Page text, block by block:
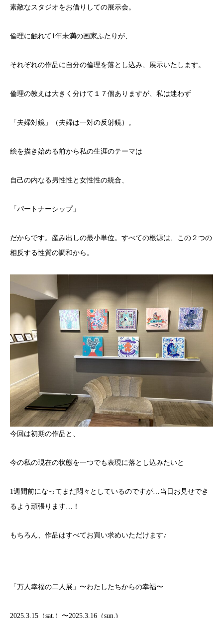
素敵なスタジオをお借りしての展示会。
倫理に触れて1年未満の画家ふたりが、
それぞれの作品に自分の倫理を落とし込み、展示いたします。
倫理の教えは大きく分けて１７個ありますが、私は迷わず
「夫婦対鏡」（夫婦は一対の反射鏡）。
絵を描き始める前から私の生涯のテーマは
自己の内なる男性性と女性性の統合、
「パートナーシップ」
だからです。産み出しの最小単位。すべての根源は、この２つの
相反する性質の調和から。
今回は初期の作品と、
今の私の現在の状態を一つでも表現に落とし込みたいと
1週間前になってまだ悶々としているのですが…当日お見せでき
るよう頑張ります…！
もちろん、作品はすべてお買い求めいただけます♪
「万人幸福の二人展」〜わたしたちからの幸福〜
2025.3.15（sat.）〜2025.3.16（sun.)